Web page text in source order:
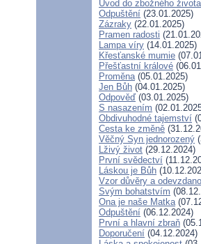
Úvod do zbožného života
Odpuštění (23.01.2025)
Zázraky (22.01.2025)
Pramen radosti
Lampa víry (14.01.2025)
Křesťanské mumie
Přešťastní králové
Proměna(05.01.2025)
Jen Bůh (04.01.2025)
Odpověď (03.01.2025)
S nasazením
Obdivuhodné tajemství
Cesta ke změně
Věčný Syn jednorozený
Lživý život (29.12.2024)
První svědectví
Láskou je Bůh
Vzor důvěry a
Svým bohatstvím
Ona je naše Matka
Odpuštění (06.12.2024)
První a hlavní zbraň
Doporučení (04.12.2024)